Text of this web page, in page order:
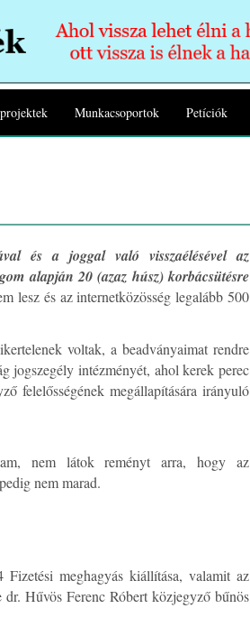
Munkacsoportok Petíciók
és a joggal való visszaélésével az
alapján 20 (azaz húsz) korbácsütésre
lesz és az internetközösség legalább 500
voltak, a beadványaimat rendre
jogszegély intézményét, ahol kerek perec
felelősségének megállapítására irányuló
nem látok reményt arra, hogy az
nem marad.
meghagyás kiállítása, valamit az
Hűvös Ferenc Róbert közjegyző bűnös